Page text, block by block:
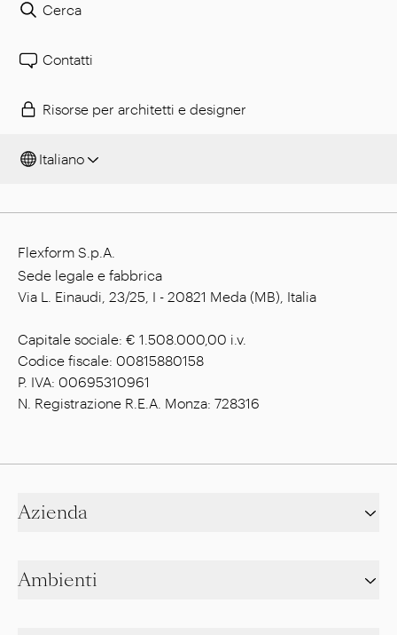
Cerca
Contatti
Risorse per architetti e designer
Italiano
Flexform S.p.A.
Sede legale e fabbrica
Via L. Einaudi, 23/25, I - 20821 Meda (MB), Italia
Capitale sociale: € 1.508.000,00 i.v.
Codice fiscale: 00815880158
P. IVA: 00695310961
N. Registrazione R.E.A. Monza: 728316
Azienda
Ambienti